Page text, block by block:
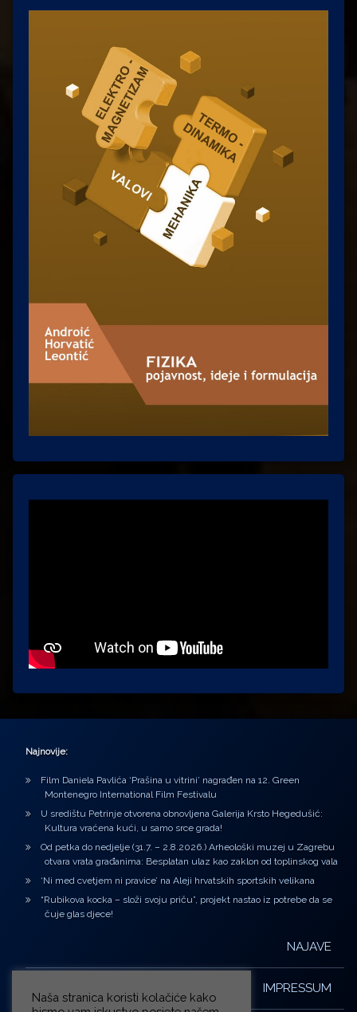
Najnovije:
Film Daniela Pavlića ‘Prašina u vitrini’ nagrađen na 12. Green
Montenegro International Film Festivalu
U središtu Petrinje otvorena obnovljena Galerija Krsto Hegedušić:
Kultura vraćena kući, u samo srce grada!
Od petka do nedjelje (31.7. – 2.8.2026.) Arheološki muzej u Zagrebu
otvara vrata građanima: Besplatan ulaz kao zaklon od toplinskog vala
‘Ni med cvetjem ni pravice’ na Aleji hrvatskih sportskih velikana
“Rubikova kocka – složi svoju priču”, projekt nastao iz potrebe da se
čuje glas djece!
NAJAVE
IMPRESSUM
Naša stranica koristi kolačiće kako